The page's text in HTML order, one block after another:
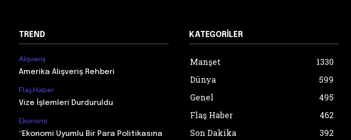
TREND
Alışveriş
Amerika Alışveriş Rehberi
Flaş Haber
Vize İşlemleri Durduruldu
Ekonomi
“Ekonomi Uyumlu Bir Para Politikasına
KATEGORILER
Manşet
1330
Dünya
599
Genel
495
Flaş Haber
462
Son Dakika
392